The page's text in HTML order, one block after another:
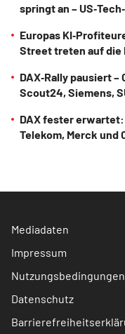
springt an –
Europas
Street treten auf die
DAX‑Rally pausiert
Scout24, Siemens,
DAX fester
Telekom, Merck und
Mediadaten
Impressum
Nutzungsbedingungen
Datenschutz